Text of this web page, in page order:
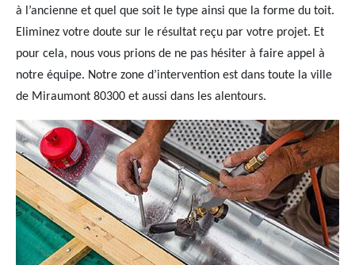
à l’ancienne et quel que soit le type ainsi que la forme du toit.
Eliminez votre doute sur le résultat reçu par votre projet. Et
pour cela, nous vous prions de ne pas hésiter à faire appel à
notre équipe. Notre zone d’intervention est dans toute la ville
de Miraumont 80300 et aussi dans les alentours.